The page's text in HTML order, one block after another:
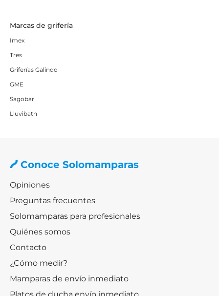
Marcas de grifería
Imex
Tres
Griferías Galindo
GME
Sagobar
Lluvibath
Conoce Solomamparas
Opiniones
Preguntas frecuentes
Solomamparas para profesionales
Quiénes somos
Contacto
¿Cómo medir?
Mamparas de envío inmediato